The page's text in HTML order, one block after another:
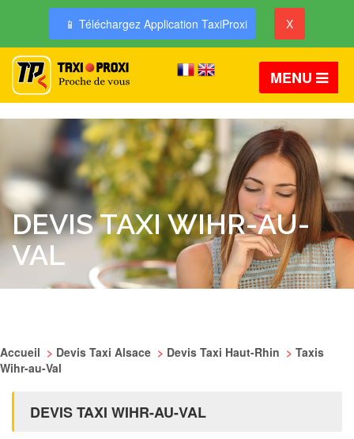
📱 Téléchargez Application TaxiProxi X
MENU
DEVIS TAXI WIHR-AU-
VAL
Accueil > Devis Taxi Alsace > Devis Taxi Haut-Rhin > Taxis
Wihr-au-Val
DEVIS TAXI WIHR-AU-VAL